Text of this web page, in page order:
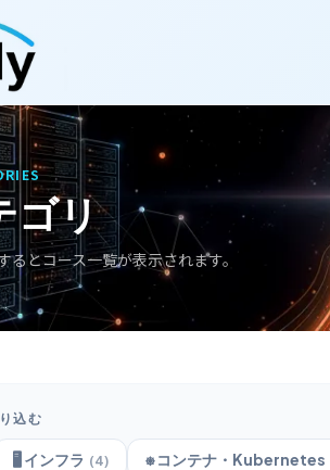
ゴリ
るとコース一覧が表示されます。
込む
🖥️ インフラ (4) ⎈ コンテナ・Kubernetes